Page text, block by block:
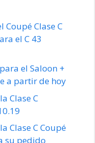
Clase C
el C 43
el Saloon +
a partir de hoy
Clase C
Clase C Coupé
su pedido